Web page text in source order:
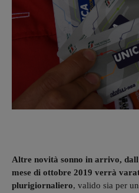
Altre novità sonno in arrivo,
mese di ottobre 2019 verrà
plurigiornaliero, valido sia per